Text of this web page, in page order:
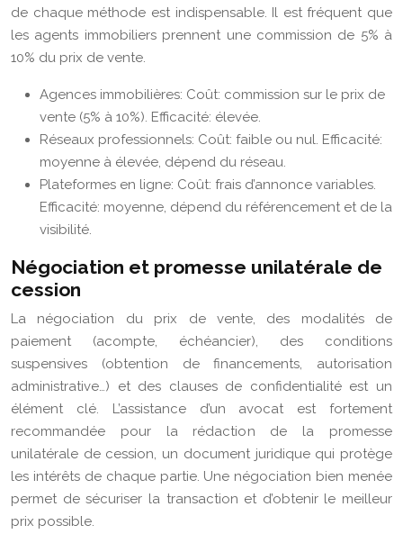
de chaque méthode est indispensable. Il est fréquent que
les agents immobiliers prennent une commission de 5% à
10% du prix de vente.
Agences immobilières: Coût: commission sur le prix de
vente (5% à 10%). Efficacité: élevée.
Réseaux professionnels: Coût: faible ou nul. Efficacité:
moyenne à élevée, dépend du réseau.
Plateformes en ligne: Coût: frais d’annonce variables.
Efficacité: moyenne, dépend du référencement et de la
visibilité.
Négociation et promesse unilatérale de
cession
La négociation du prix de vente, des modalités de
paiement (acompte, échéancier), des conditions
suspensives (obtention de financements, autorisation
administrative…) et des clauses de confidentialité est un
élément clé. L’assistance d’un avocat est fortement
recommandée pour la rédaction de la promesse
unilatérale de cession, un document juridique qui protège
les intérêts de chaque partie. Une négociation bien menée
permet de sécuriser la transaction et d’obtenir le meilleur
prix possible.